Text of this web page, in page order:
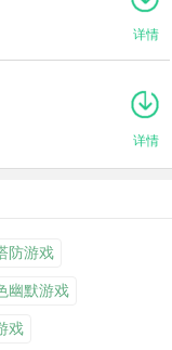
详情
详情
防游戏
幽默游戏
戏